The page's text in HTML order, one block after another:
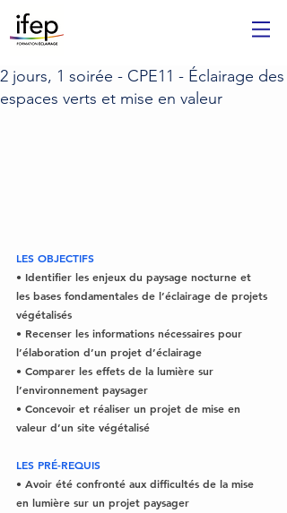
2 jours, 1 soirée - CPE11 - Éclairage des
espaces verts et mise en valeur
LES OBJECTIFS
• Identifier les enjeux du paysage nocturne et
les bases fondamentales de l’éclairage de projets
végétalisés
• Recenser les informations nécessaires pour
l’élaboration d’un projet d’éclairage
• Comparer les effets de la lumière sur
l’environnement paysager
• Concevoir et réaliser un projet de mise en
valeur d’un site végétalisé
LES PRÉ-REQUIS
• Avoir été confronté aux difficultés de la mise
en lumière sur un projet paysager